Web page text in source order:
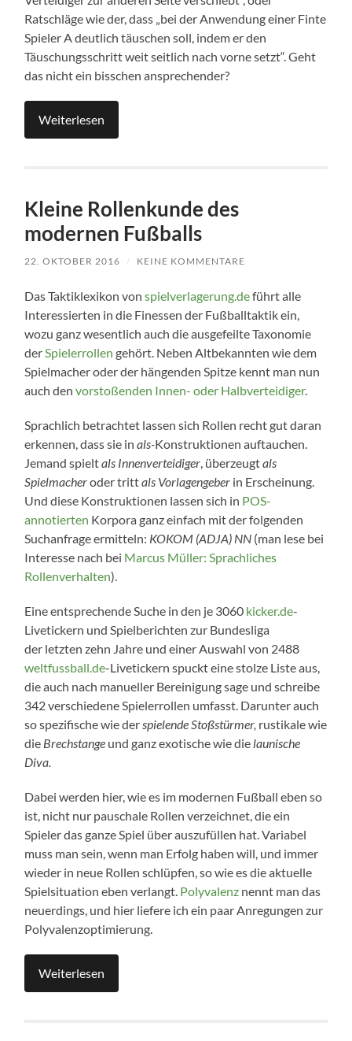
Ratschläge wie der, dass „bei der Anwendung einer Finte
Spieler A deutlich täuschen soll, indem er den
Täuschungsschritt weit seitlich nach vorne setzt“. Geht
das nicht ein bisschen ansprechender?
Weiterlesen
Kleine Rollenkunde des
modernen Fußballs
22. OKTOBER 2016 / KEINE KOMMENTARE
Das Taktiklexikon vonspielverlagerung.deführt alle
Interessierten in die Finessen der Fußballtaktik ein,
wozu ganz wesentlich auch die ausgefeilte Taxonomie
derSpielerrollen gehört. Neben Altbekannten wie dem
Spielmacher oder der hängenden Spitze kennt man nun
auch denvorstoßenden Innen- oder Halbverteidiger.
Sprachlich betrachtet lassen sich Rollen recht gut daran
erkennen, dass sie inals-Konstruktionen auftauchen.
Jemand spieltals Innenverteidiger, überzeugtals
Spielmacheroder trittals Vorlagengeber in Erscheinung.
Und diese Konstruktionen lassen sich in POS-
annotierten Korpora ganz einfach mit der folgenden
Suchanfrage ermitteln: KOKOM (ADJA) NN (man lese bei
Interesse nach bei Marcus Müller: Sprachliches
Rollenverhalten).
Eine entsprechende Suche in den je 3060 kicker.de-
Livetickern und Spielberichten zur Bundesliga
der letzten zehn Jahre und einer Auswahl von 2488
weltfussball.de-Livetickern spuckt eine stolze Liste aus,
die auch nach manueller Bereinigung sage und schreibe
342 verschiedene Spielerrollen umfasst. Darunter auch
so spezifische wie derspielende Stoßstürmer, rustikale wie
die Brechstange und ganz exotische wie die launische
Diva.
Dabei werden hier, wie es im modernen Fußball eben so
ist, nicht nur pauschale Rollen verzeichnet, die ein
Spieler das ganze Spiel über auszufüllen hat. Variabel
muss man sein, wenn man Erfolg haben will, und immer
wieder in neue Rollen schlüpfen, so wie es die aktuelle
Spielsituation eben verlangt. Polyvalenz nennt man das
neuerdings, und hier liefere ich ein paar Anregungen zur
Polyvalenzoptimierung.
Weiterlesen